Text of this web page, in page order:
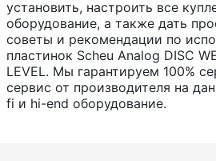
установить, настроить все
оборудование, а также дать
советы и рекомендации по
пластинок Scheu Analog DISC
LEVEL. Мы гарантируем 100%
сервис от производителя на
fi и hi-end оборудование.